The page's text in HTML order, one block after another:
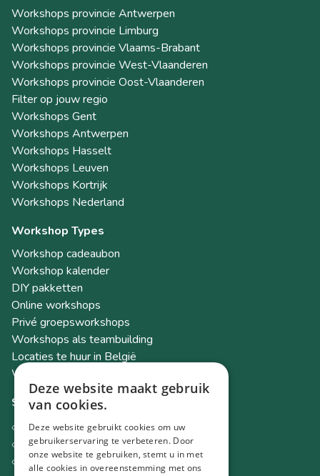
Workshops provincie Antwerpen
Workshops provincie Limburg
Workshops provincie Vlaams-Brabant
Workshops provincie West-Vlaanderen
Workshops provincie Oost-Vlaanderen
Filter op jouw regio
Workshops Gent
Workshops Antwerpen
Workshops Hasselt
Workshops Leuven
Workshops Kortrijk
Workshops Nederland
Workshop Types
Workshop cadeaubon
Workshop kalender
DIY pakketten
Online workshops
Privé groepsworkshops
Workshops als teambuilding
Locaties te huur in België
Workshop Academy
Socials
Instagram
Facebook
TikTok
Deze website maakt gebruik
van cookies.
Deze website gebruikt cookies om uw
gebruikerservaring te verbeteren. Door
onze website te gebruiken, stemt u in met
alle cookies in overeenstemming met ons